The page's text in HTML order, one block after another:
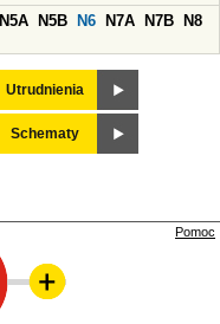
N5A N5B N6 N7A N7B
N8
Utrudnienia
Schematy
Pomoc